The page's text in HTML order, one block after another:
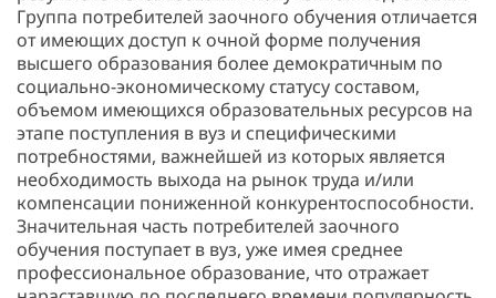
Группа потребителей заочного обучения отличается
от имеющих доступ к очной форме получения
высшего образования более демократичным по
социально-экономическому статусу составом,
объемом имеющихся образовательных ресурсов на
этапе поступления в вуз и специфическими
потребностями, важнейшей из которых является
необходимость выхода на рынок труда и/или
компенсации пониженной конкурентоспособности.
Значительная часть потребителей заочного
обучения поступает в вуз, уже имея среднее
профессиональное образование, что отражает